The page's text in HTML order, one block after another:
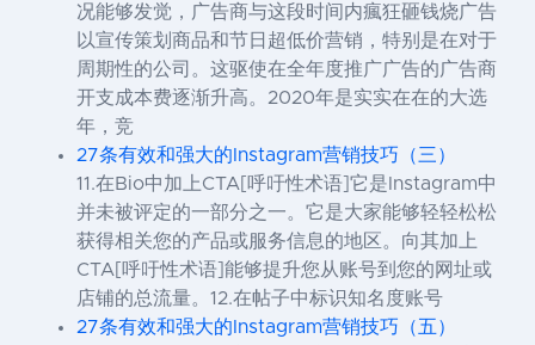
况能够发觉，广告商与这段时间内瘋狂砸钱烧广告
以宣传策划商品和节日超低价营销，特别是在对于
周期性的公司。这驱使在全年度推广广告的广告商
开支成本费逐渐升高。2020年是实实在在的大选
年，竞
27条有效和强大的Instagram营销技巧（三）
11.在Bio中加上CTA[呼吁性术语]它是Instagram中
并未被评定的一部分之一。它是大家能够轻轻松松
获得相关您的产品或服务信息的地区。向其加上
CTA[呼吁性术语]能够提升您从账号到您的网址或
店铺的总流量。12.在帖子中标识知名度账号
27条有效和强大的Instagram营销技巧（五）